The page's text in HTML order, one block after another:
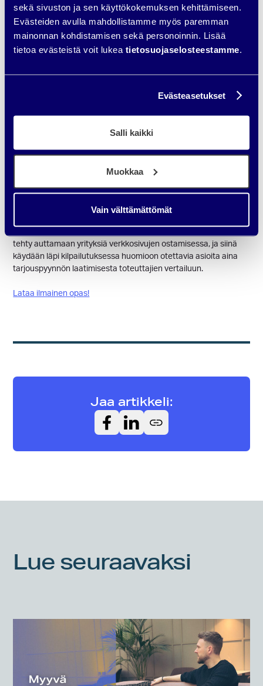
sekä sivuston ja sen käyttökokemuksen kehittämiseen.
Evästeiden avulla mahdollistamme myös paremman
mainonnan kohdistamisen sekä personoinnin. Lisää
tietoa evästeistä voit lukea tietosuojaselosteestamme.
Evästeasetukset
Salli kaikki
Muokkaa
Vain välttämättömät
tehty auttamaan yrityksiä verkkosivujen ostamisessa, ja siinä
käydään läpi kilpailutuksessa huomioon otettavia asioita aina
tarjouspyynnön laatimisesta toteuttajien vertailuun.
Lataa ilmainen opas!
Jaa artikkeli:
Lue seuraavaksi